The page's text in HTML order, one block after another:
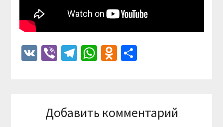
VKViberTelegram
WhatsApp
Odnoklassniki
Отправить
Добавить комментарий